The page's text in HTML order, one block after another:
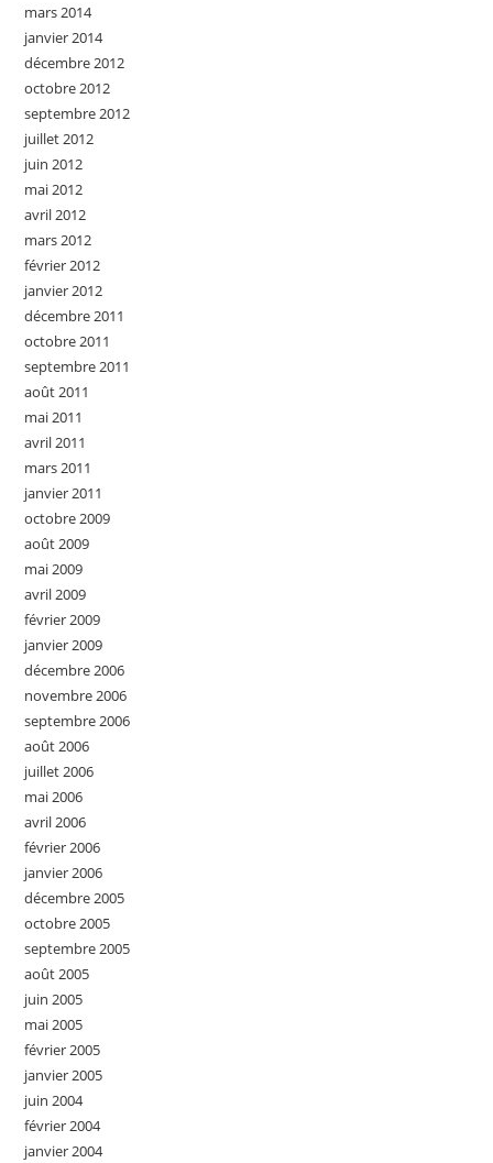
mars 2014
janvier 2014
décembre 2012
octobre 2012
septembre 2012
juillet 2012
juin 2012
mai 2012
avril 2012
mars 2012
février 2012
janvier 2012
décembre 2011
octobre 2011
septembre 2011
août 2011
mai 2011
avril 2011
mars 2011
janvier 2011
octobre 2009
août 2009
mai 2009
avril 2009
février 2009
janvier 2009
décembre 2006
novembre 2006
septembre 2006
août 2006
juillet 2006
mai 2006
avril 2006
février 2006
janvier 2006
décembre 2005
octobre 2005
septembre 2005
août 2005
juin 2005
mai 2005
février 2005
janvier 2005
juin 2004
février 2004
janvier 2004